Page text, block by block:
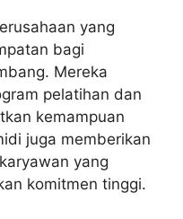
yang
bagi
Mereka
pelatihan dan
kemampuan
juga memberikan
yang
komitmen tinggi.